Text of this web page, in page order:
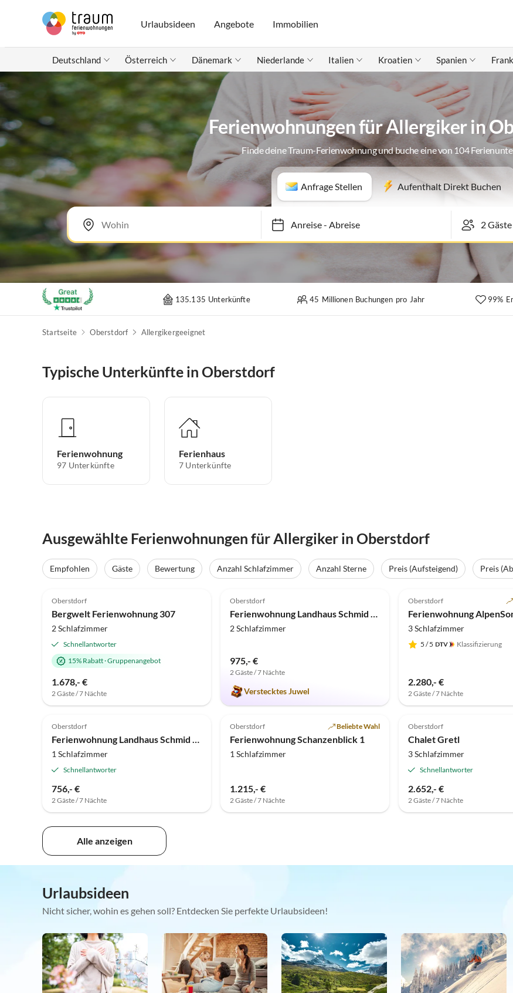
Urlaubsideen Angebote Immobilien
Deutschland Österreich Dänemark Niederlande Italien Kroatien Spanien
Ferienwohnungen für Allergiker in
Finde deine Traum-Ferienwohnung und buche eine von 104
Anfrage Stellen Aufenthalt Direkt Buchen
Anreise-Abreise
135.135 Unterkünfte 45 Millionen Buchungen pro Jahr 99%
Startseite Oberstdorf Allergikergeeignet
Typische Unterkünfte in Oberstdorf
Ferienwohnung
97 Unterkünfte
Ferienhaus
7 Unterkünfte
Ausgewählte Ferienwohnungen für Allergiker in Oberstdorf
Empfohlen Gäste Bewertung Anzahl Schlafzimmer Anzahl Sterne Preis (Aufsteigend) Preis
Top-Inserat
Oberstdorf
Bergwelt Ferienwohnung 307
2 Schlafzimmer
Schnellantworter
15% Rabatt·Gruppenangebot
1.678,- €
2 Gäste / 7 Nächte
Oberstdorf
Ferienwohnung Landhaus Schmid - Wohnung 8
2 Schlafzimmer
975,- €
2 Gäste / 7 Nächte
Verstecktes Juwel
Oberstdorf
Ferienwohnung
3 Schlafzimmer
5 / 5 Klassifizierung
2.280,- €
2 Gäste / 7 Nächte
Oberstdorf
Ferienwohnung Landhaus Schmid - Wohnung 5
1 Schlafzimmer
Schnellantworter
756,- €
2 Gäste / 7 Nächte
Oberstdorf Beliebte Wahl
Ferienwohnung Schanzenblick 1
1 Schlafzimmer
1.215,- €
2 Gäste / 7 Nächte
Oberstdorf
Chalet Gretl
3 Schlafzimmer
Schnellantworter
2.652,- €
2 Gäste / 7 Nächte
Alle anzeigen
Urlaubsideen
Nicht sicher, wohin es gehen soll? Entdecken Sie perfekte Urlaubsideen!